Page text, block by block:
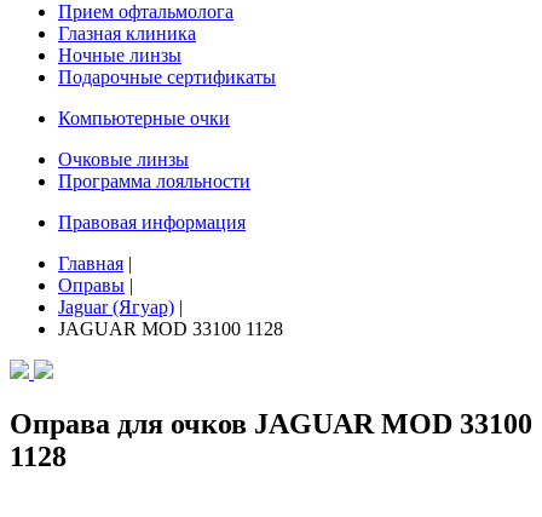
Прием офтальмолога
Глазная клиника
Ночные линзы
Подарочные сертификаты
Компьютерные очки
Очковые линзы
Программа лояльности
Правовая информация
Главная |
Оправы |
Jaguar (Ягуар) |
JAGUAR MOD 33100 1128
Оправа для очков JAGUAR MOD 33100
1128